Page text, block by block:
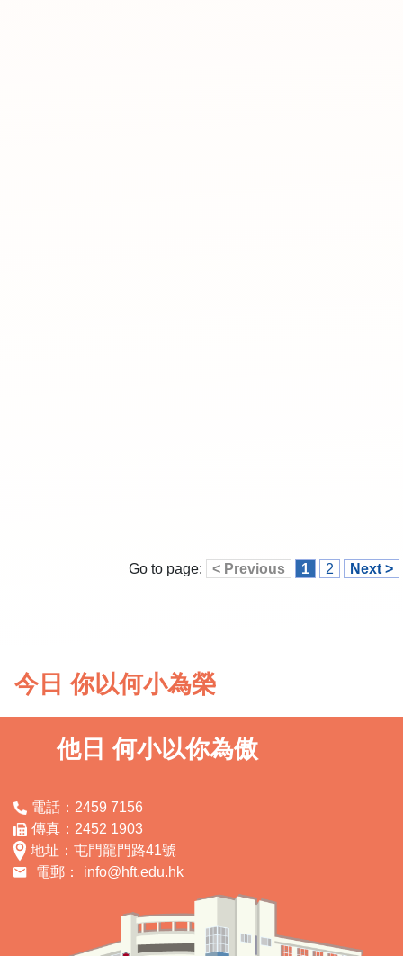
Go to page: < Previous 1 2 Next >
今日 你以何小為榮
他日 何小以你為傲
電話：2459 7156
傳真：2452 1903
地址：屯門龍門路41號
電郵：
info@hft.edu.hk